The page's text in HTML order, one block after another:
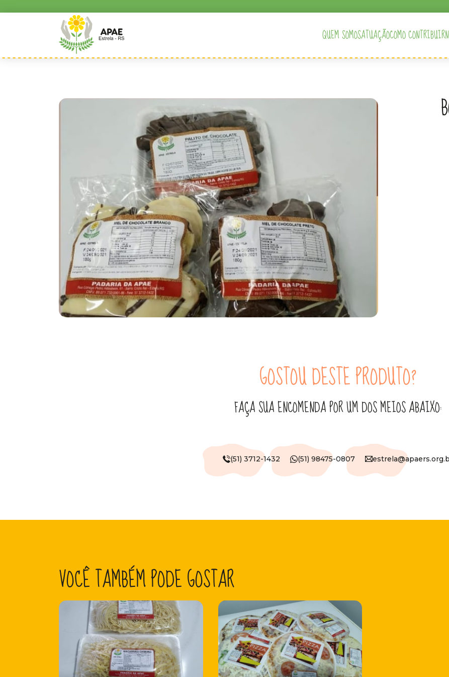
QUEM SOMOSATUAÇÃOCOMO CONTRIBUIR
GOSTOU DESTE PRODUTO?
FAÇA SUA ENCOMENDA POR UM DOS MEIOS ABAIXO:
(51) 3712-1432 (51) 98475-0807
VOCÊ TAMBÉM PODE GOSTAR